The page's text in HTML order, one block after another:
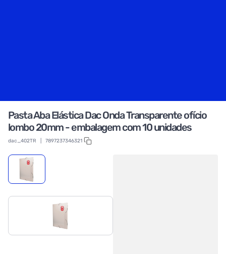
Pasta Aba Elástica Dac Onda Transparente ofício
lombo 20mm - embalagem com 10 unidades
dac_402TR 7897237346321